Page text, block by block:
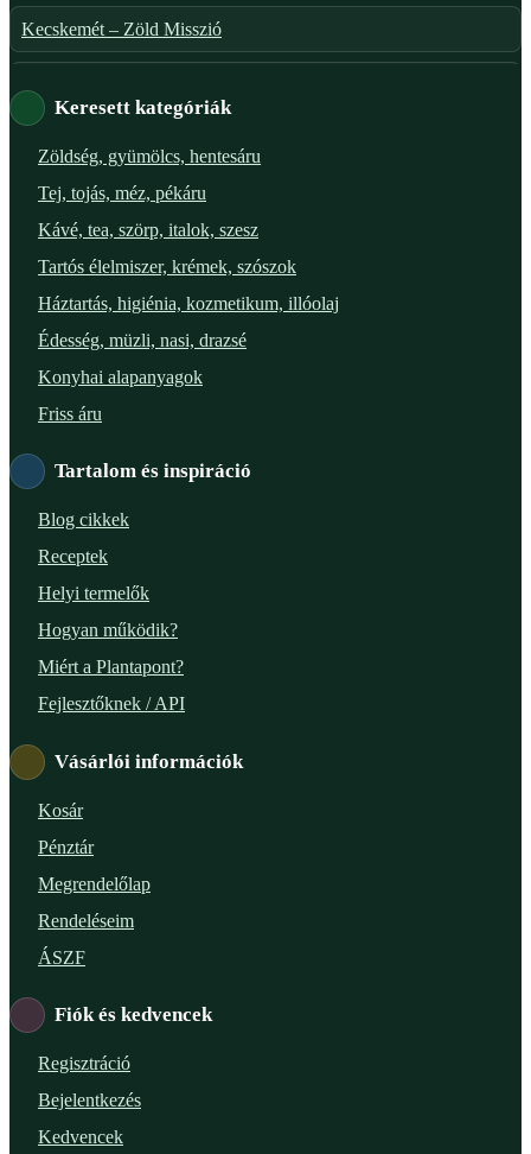
Kecskemét – Zöld Misszió
XI. ker. – Lemérem
XVIII. ker. – Eni Mag-ház
Keresett kategóriák
Zöldség, gyümölcs, hentesáru
Tej, tojás, méz, pékáru
Kávé, tea, szörp, italok, szesz
Tartós élelmiszer, krémek, szószok
Háztartás, higiénia, kozmetikum, illóolaj
Édesség, müzli, nasi, drazsé
Konyhai alapanyagok
Friss áru
Tartalom és inspiráció
Blog cikkek
Receptek
Helyi termelők
Hogyan működik?
Miért a Plantapont?
Fejlesztőknek / API
Vásárlói információk
Kosár
Pénztár
Megrendelőlap
Rendeléseim
ÁSZF
Fiók és kedvencek
Regisztráció
Bejelentkezés
Kedvencek